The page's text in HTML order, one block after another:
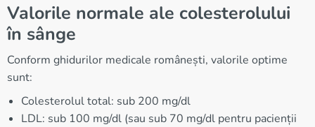
Valorile normale ale colesterolului
în sânge
Conform ghidurilor medicale românești, valorile optime
sunt:
Colesterolul total: sub 200 mg/dl
LDL: sub 100 mg/dl (sau sub 70 mg/dl pentru pacienții